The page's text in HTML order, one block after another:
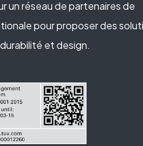
un réseau de partenaires de
pour proposer des
et design.